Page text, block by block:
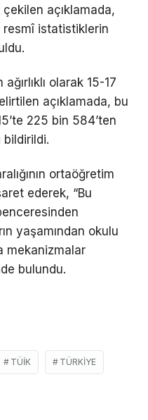
çekilen açıklamada,
istatistiklerin
olarak 15-17
açıklamada, bu
225 bin 584’ten
bildirildi.
ortaöğretim
ederek, “Bu
yaşamından okulu
mekanizmalar
bulundu.
TÜIK TÜRKIYE